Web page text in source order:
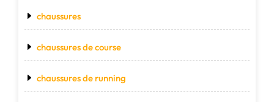
chaussures
chaussures de course
chaussures de running